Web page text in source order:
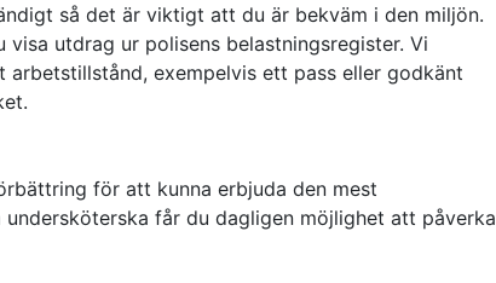
så det är viktigt att du är bekväm i den miljön.
visa utdrag ur polisens belastningsregister. Vi
exempelvis ett pass eller godkänt
för att kunna erbjuda den mest
får du dagligen möjlighet att påverka